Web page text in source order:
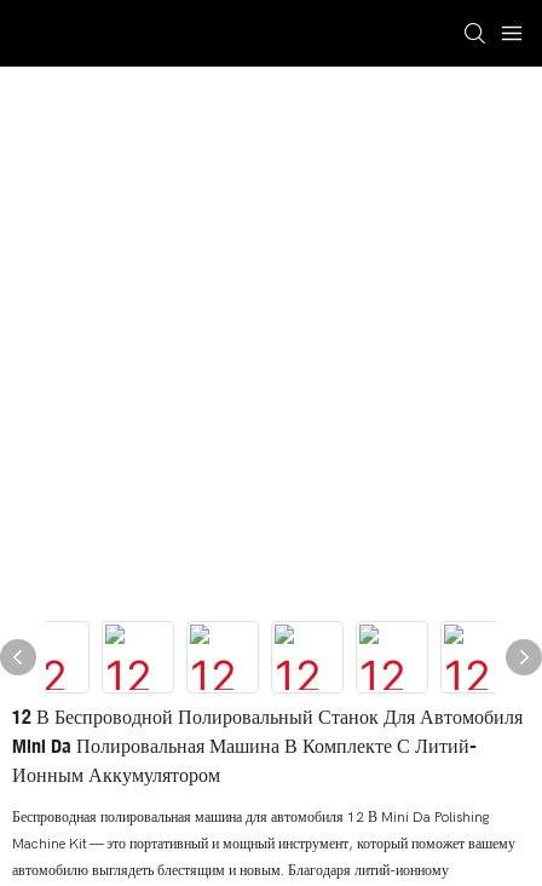
12 В Беспроводной Полировальный Станок Для Автомобиля
Mini Da Полировальная Машина В Комплекте С Литий-
Ионным Аккумулятором
Беспроводная полировальная машина для автомобиля 12 В Mini Da Polishing
Machine Kit — это портативный и мощный инструмент, который поможет вашему
автомобилю выглядеть блестящим и новым. Благодаря литий-ионному